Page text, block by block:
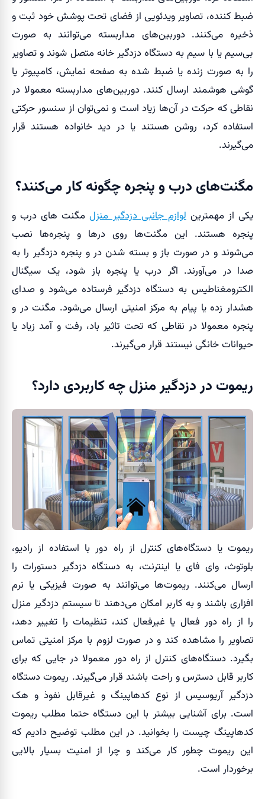
ضبط کننده، تصاویر ویدئویی از فضای تحت پوشش خود ثبت و
ذخیره می‌کنند. دوربین‌های مداربسته می‌توانند به صورت
بی‌سیم یا با سیم به دستگاه دزدگیر خانه متصل شوند و تصاویر
را به صورت زنده یا ضبط شده به صفحه نمایش، کامپیوتر یا
گوشی هوشمند ارسال کنند. دوربین‌های مداربسته معمولا در
نقاطی که حرکت در آن‌ها زیاد است و نمی‌توان از سنسور حرکتی
استفاده کرد، روشن هستند یا در دید خانواده هستند قرار
می‌گیرند.
مگنت‌های درب و پنجره چگونه کار می‌کنند؟
یکی از مهمترینلوازم جانبی دزدگیر منزلمگنت های درب و
پنجره هستند. این مگنت‌ها روی درها و پنجره‌ها نصب
می‌شوند و در صورت باز و بسته شدن در و پنجره دزدگیر را به
صدا در می‌آورند. اگر درب یا پنجره باز شود، یک سیگنال
الکترومغناطیس به دستگاه دزدگیر فرستاده می‌شود و صدای
هشدار زده یا پیام به مرکز امنیتی ارسال می‌شود. مگنت در و
پنجره معمولا در نقاطی که تحت تاثیر باد، رفت و آمد زیاد یا
حیوانات خانگی نیستند قرار می‌گیرند.
ریموت در دزدگیر منزل چه کاربردی دارد؟
ریموت یا دستگاه‌های کنترل از راه دور با استفاده از رادیو،
بلوتوث، وای فای یا اینترنت، به دستگاه دزدگیر دستورات را
ارسال می‌کنند. ریموت‌ها می‌توانند به صورت فیزیکی یا نرم
افزاری باشند و به کاربر امکان می‌دهند تا سیستم دزدگیر منزل
را از راه دور فعال یا غیرفعال کند، تنظیمات را تغییر دهد،
تصاویر را مشاهده کند و در صورت لزوم با مرکز امنیتی تماس
بگیرد. دستگاه‌های کنترل از راه دور معمولا در جایی که برای
کاربر قابل دسترس و راحت باشند قرار می‌گیرند. ریموت دستگاه
دزدگیر آریوسیس از نوع کدهاپینگ و غیرقابل نفوذ و هک
است. برای آشنایی بیشتر با این دستگاه حتما مطلب ریموت
کدهاپینگ چیست را بخوانید. در این مطلب توضیح دادیم که
این ریموت چطور کار می‌کند و چرا از امنیت بسیار بالایی
برخوردار است.